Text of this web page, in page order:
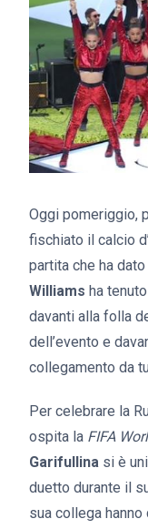
Oggi pomeriggio,
fischiato il calcio
partita che ha
Williams ha
davanti alla folla
dell’evento e
collegamento da
Per celebrare la
ospita la FIFA
Garifullina si è
duetto durante il
sua collega hanno